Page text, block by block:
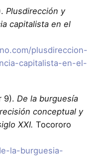
Plusdirección y
capitalista en el
plusdireccion-
capitalista-en-el-
9). De la burguesía
conceptual y
XXI. Tocororo
la-burguesia-